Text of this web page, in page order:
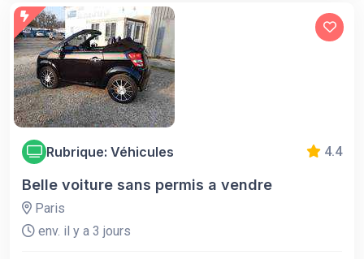
Rubrique: Véhicules 4.4
Belle voiture sans permis a vendre
Paris
env. il y a 3 jours